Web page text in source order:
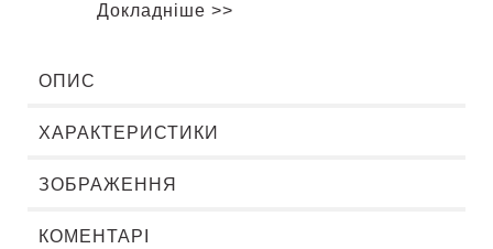
Докладніше >>
ОПИС
ХАРАКТЕРИСТИКИ
ЗОБРАЖЕННЯ
КОМЕНТАРІ